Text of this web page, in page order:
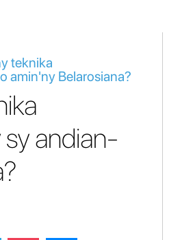
teknika
amin'ny Belarosiana?
andian-